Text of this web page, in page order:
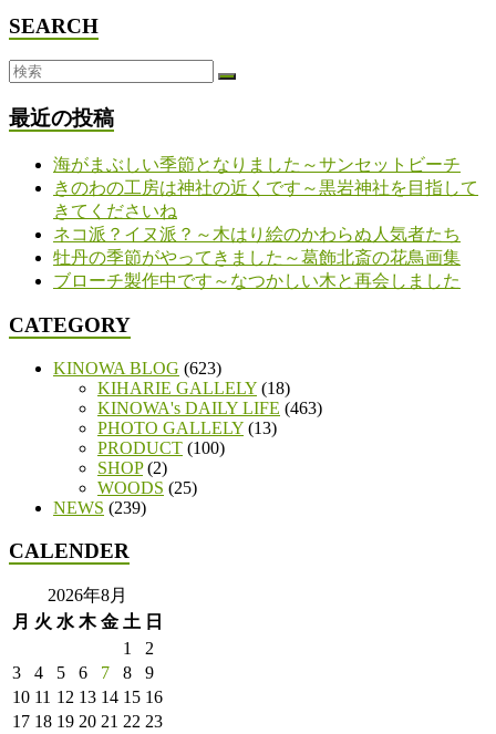
SEARCH
最近の投稿
海がまぶしい季節となりました～サンセットビーチ
きのわの工房は神社の近くです～黒岩神社を目指して
きてくださいね
ネコ派？イヌ派？～木はり絵のかわらぬ人気者たち
牡丹の季節がやってきました～葛飾北斎の花鳥画集
ブローチ製作中です～なつかしい木と再会しました
CATEGORY
KINOWA BLOG (623)
KIHARIE GALLELY (18)
KINOWA's DAILY LIFE (463)
PHOTO GALLELY (13)
PRODUCT (100)
SHOP(2)
WOODS (25)
NEWS (239)
CALENDER
2026年8月
月 火 水 木 金 土 日
1
2
3
4 5 6 7 8
9
10 11 12 13 14 15 16
17 18 19 20 21 22 23